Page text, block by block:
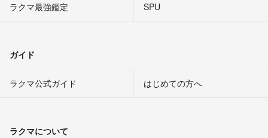
ラクマ最強鑑定
SPU
ガイド
ラクマ公式ガイド はじめての方へ
ラクマについて